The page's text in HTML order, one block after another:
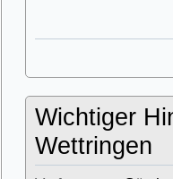
Wichtiger
Wettringen